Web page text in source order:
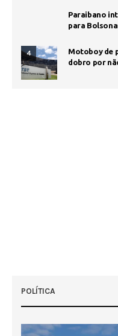
Paraibano
para
4
Motoboy de
dobro por
POLÍTICA